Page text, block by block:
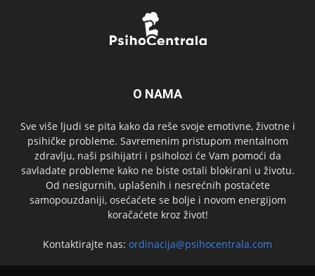
O NAMA
Sve više ljudi se pita kako da reše svoje emotivne, životne i
psihičke probleme. Savremenim pristupom mentalnom
zdravlju, naši psihijatri i psiholozi će Vam pomoći da
savladate probleme kako ne biste ostali blokirani u životu.
Od nesigurnih, uplašenih i nesrećnih postaćete
samopouzdaniji, osećaćete se bolje i novom energijom
koračaćete kroz život!
Kontaktirajte nas: ordinacija@psihocentrala.com